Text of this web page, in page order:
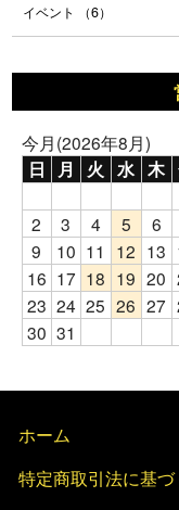
イベント （6）
今月(2026年8月)
日 月 火 水 木
2
3 4 5 6
9
10 11 12 13
16 17 18 19 20
23 24 25 26 27
30 31
ホーム
特定商取引法に基